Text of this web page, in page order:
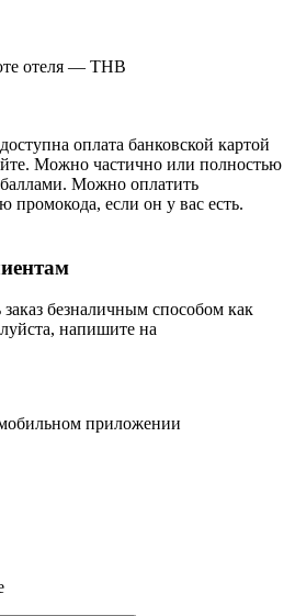
отеля — THB
оплата банковской картой
Можно частично или полностью
Можно оплатить
если он у вас есть.
безналичным способом как
напишите на
приложении